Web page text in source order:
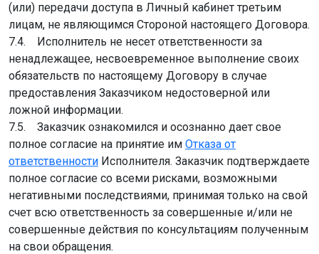
(или) передачи доступа в Личный кабинет третьим
лицам, не являющимся Стороной настоящего Договора.
7.4. Исполнитель не несет ответственности за
ненадлежащее, несвоевременное выполнение своих
обязательств по настоящему Договору в случае
предоставления Заказчиком недостоверной или
ложной информации.
7.5. Заказчик ознакомился и осознанно дает свое
полное согласие на принятие им Отказа от
ответственности Исполнителя. Заказчик подтверждаете
полное согласие со всеми рисками, возможными
негативными последствиями, принимая только на свой
счет всю ответственность за совершенные и/или не
совершенные действия по консультациям полученным
на свои обращения.